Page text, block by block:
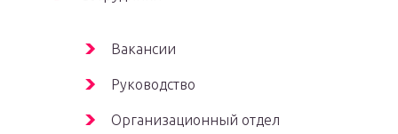
Вакансии
Руководство
Организационный отдел